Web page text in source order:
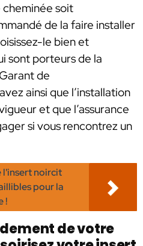
cheminée soit
de la faire installer
le bien et
sont porteurs de la
de
ainsi que l’installation
et que l’assurance
si vous rencontrez un
l'insert noircit
pour la
!
de votre